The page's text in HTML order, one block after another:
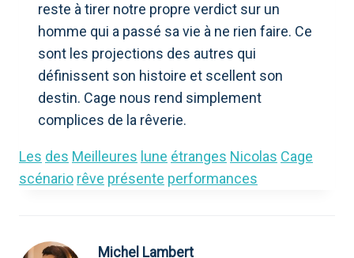
reste à tirer notre propre verdict sur un
homme qui a passé sa vie à ne rien faire. Ce
sont les projections des autres qui
définissent son histoire et scellent son
destin. Cage nous rend simplement
complices de la rêverie.
Les des Meilleures lune étranges Nicolas Cage
scénario rêve présente performances
Michel Lambert